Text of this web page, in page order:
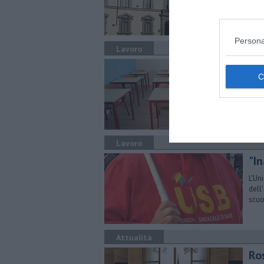
Lavoro
Lavoro
Attualità